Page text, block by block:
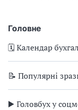
Головне
🗓️ Календар
📝 Популярні
▶️ Головбух у